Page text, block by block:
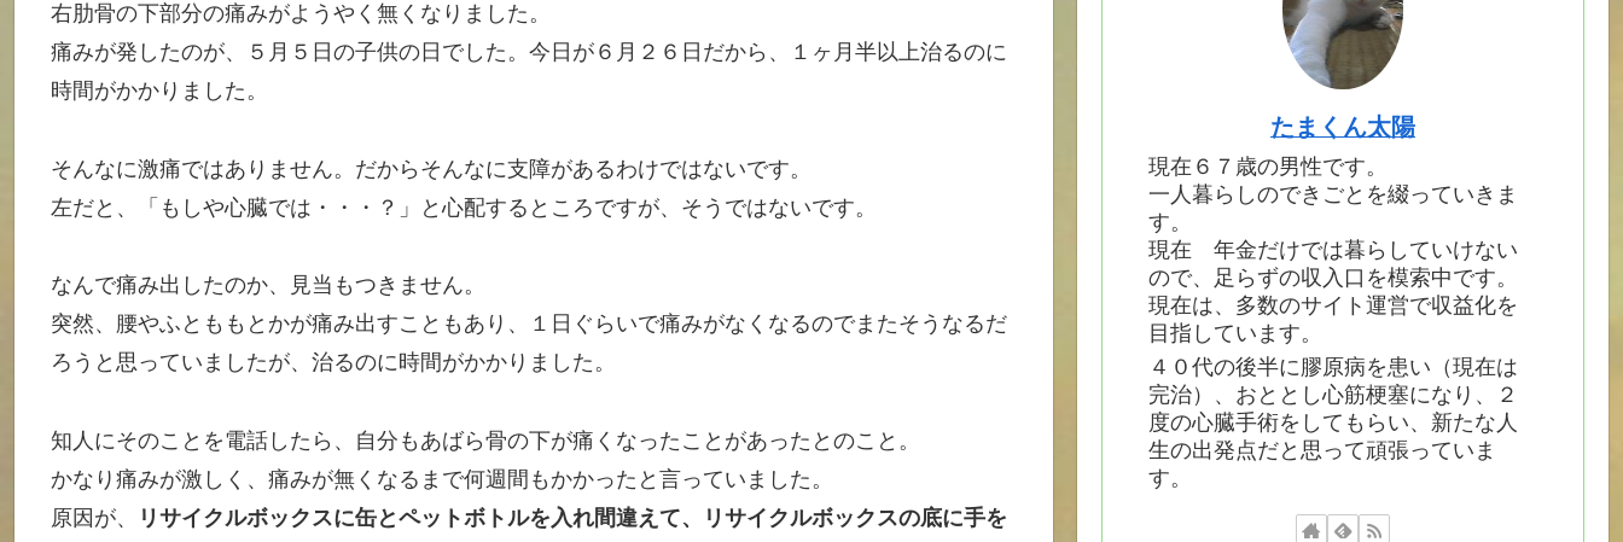
右肋骨の下部分の痛みがようやく無くなりました。
痛みが発したのが、５月５日の子供の日でした。今日が６月２６日だから、１ヶ月半以上治るのに
時間がかかりました。
そんなに激痛ではありません。だからそんなに支障があるわけではないです。
左だと、「もしや心臓では・・・？」と心配するところですが、そうではないです。
なんで痛み出したのか、見当もつきません。
突然、腰やふとももとかが痛み出すこともあり、１日ぐらいで痛みがなくなるのでまたそうなるだ
ろうと思っていましたが、治るのに時間がかかりました。
知人にそのことを電話したら、自分もあばら骨の下が痛くなったことがあったとのこと。
かなり痛みが激しく、痛みが無くなるまで何週間もかかったと言っていました。
原因が、
リサイクルボックスに缶とペットボトルを入れ間違えて、リサイクルボックスの底に手を
たまくん太陽
現在６７歳の男性です。
一人暮らしのできごとを綴っていきま
す。
現在 年金だけでは暮らしていけない
ので、足らずの収入口を模索中です。
現在は、多数のサイト運営で収益化を
目指しています。
４０代の後半に膠原病を患い（現在は
完治）、おととし心筋梗塞になり、２
度の心臓手術をしてもらい、新たな人
生の出発点だと思って頑張っていま
す。